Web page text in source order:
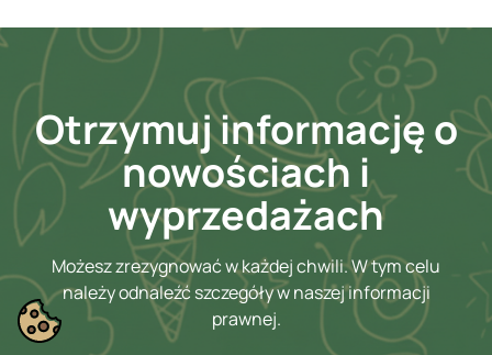
Otrzymuj informację o
nowościach i
wyprzedażach
Możesz zrezygnować w każdej chwili. W tym celu
należy odnaleźć szczegóły w naszej informacji
prawnej.